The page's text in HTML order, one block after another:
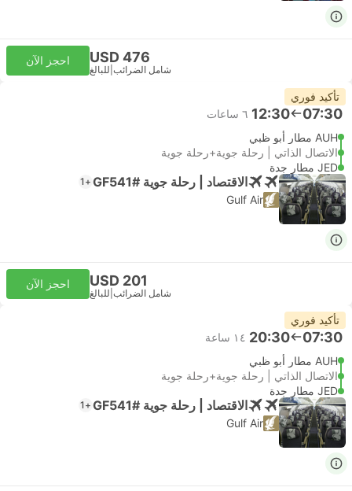
USD 476
شامل الضرائب للبالغ
احجز الآن
تأكيد فوري
07:30
12:30 ٦ ساعات
AUH مطار أبو ظبي
الاتصال الذاتي | رحلة جوية+رحلة جوية
JED مطار جدة
الاقتصاد | رحلة جوية #GF541 +1
Gulf Air
USD 201
شامل الضرائب للبالغ
احجز الآن
تأكيد فوري
07:30
20:30 ١٤ ساعة
AUH مطار أبو ظبي
الاتصال الذاتي | رحلة جوية+رحلة جوية
JED مطار جدة
الاقتصاد | رحلة جوية #GF541 +1
Gulf Air